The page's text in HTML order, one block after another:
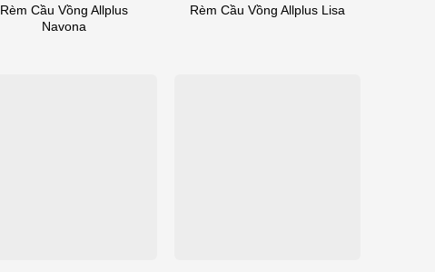
Rèm Cầu Vồng Allplus
Navona
Rèm Cầu Vồng Allplus Lisa